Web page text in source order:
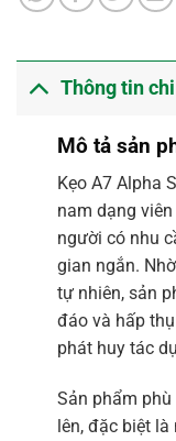
Thông tin
Mô tả sản
Kẹo A7 Alpha
nam dạng
người có nhu
gian ngắn.
tự nhiên, sản
đáo và hấp
phát huy tác
Sản phẩm
lên, đặc biệt